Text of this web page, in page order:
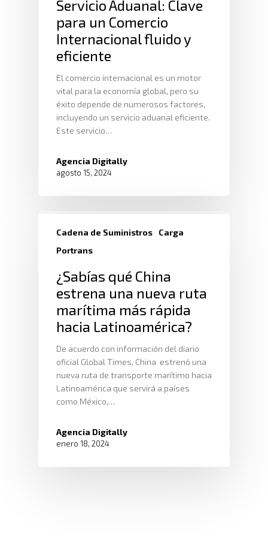
Servicio Aduanal: Clave
para un Comercio
Internacional fluido y
eficiente
El comercio internacional es un motor
vital para la economía global, pero su
éxito depende de numerosos factores,
incluyendo un servicio aduanal eficiente.
Este servicio…
Agencia Digitally
agosto 15, 2024
Cadena de Suministros
Carga
Portrans
¿Sabías qué China
estrena una nueva ruta
marítima más rápida
hacia Latinoamérica?
De acuerdo con información del diario
oficial Global Times, China estrenó una
nueva ruta de transporte marítimo hacia
Latinoamérica que servirá a países
como México,…
Agencia Digitally
enero 18, 2024
Logística Automotriz
Webmail
Blog